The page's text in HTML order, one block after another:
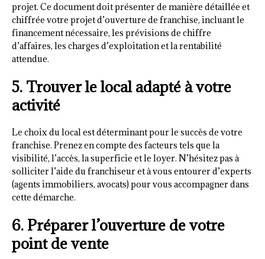
projet. Ce document doit présenter de manière détaillée et
chiffrée votre projet d’ouverture de franchise, incluant le
financement nécessaire, les prévisions de chiffre
d’affaires, les charges d’exploitation et la rentabilité
attendue.
5. Trouver le local adapté à votre
activité
Le choix du local est déterminant pour le succès de votre
franchise. Prenez en compte des facteurs tels que la
visibilité, l’accès, la superficie et le loyer. N’hésitez pas à
solliciter l’aide du franchiseur et à vous entourer d’experts
(agents immobiliers, avocats) pour vous accompagner dans
cette démarche.
6. Préparer l’ouverture de votre
point de vente